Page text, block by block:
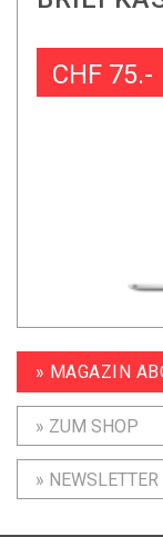
CHF 75.-
» MAGAZIN
» ZUM SHOP
» NEWSLETTER